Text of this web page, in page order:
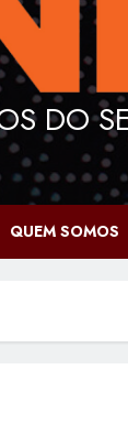
DO
QUEM SOMOS